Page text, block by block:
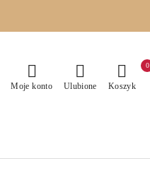
Moje konto Ulubione Koszyk
0